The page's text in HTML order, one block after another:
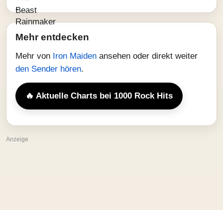
Mehr entdecken
Mehr von Iron Maiden ansehen oder direkt weiter
den Sender hören.
🔥 Aktuelle Charts bei 1000 Rock Hits
Anzeige